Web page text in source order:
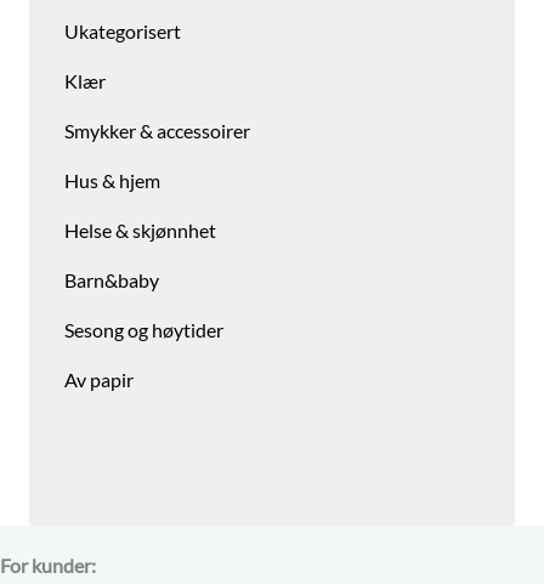
Ukategorisert
Klær
Smykker & accessoirer
Hus & hjem
Helse & skjønnhet
Barn&baby
Sesong og høytider
Av papir
For kunder: